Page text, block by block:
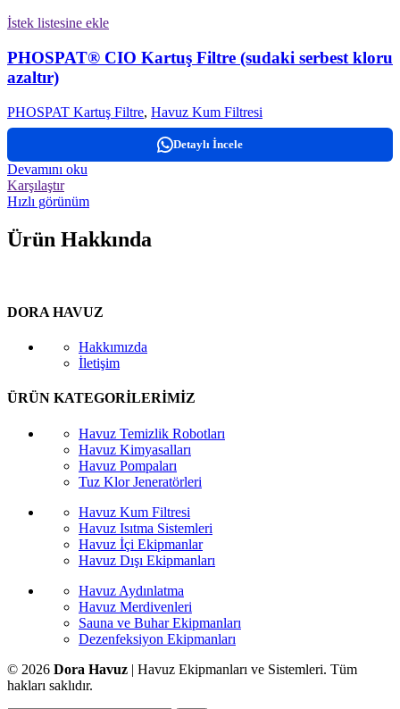
İstek listesine ekle
PHOSPAT® CIO Kartuş Filtre (sudaki serbest kloru
azaltır)
PHOSPAT Kartuş Filtre, Havuz Kum Filtresi
Detaylı İncele
Devamını oku
Karşılaştır
Hızlı görünüm
Ürün Hakkında
DORA HAVUZ
Hakkımızda
İletişim
ÜRÜN KATEGORİLERİMİZ
Havuz Temizlik Robotları
Havuz Kimyasalları
Havuz Pompaları
Tuz Klor Jeneratörleri
Havuz Kum Filtresi
Havuz Isıtma Sistemleri
Havuz İçi Ekipmanlar
Havuz Dışı Ekipmanları
Havuz Aydınlatma
Havuz Merdivenleri
Sauna ve Buhar Ekipmanları
Dezenfeksiyon Ekipmanları
© 2026 Dora Havuz | Havuz Ekipmanları ve Sistemleri. Tüm
hakları saklıdır.